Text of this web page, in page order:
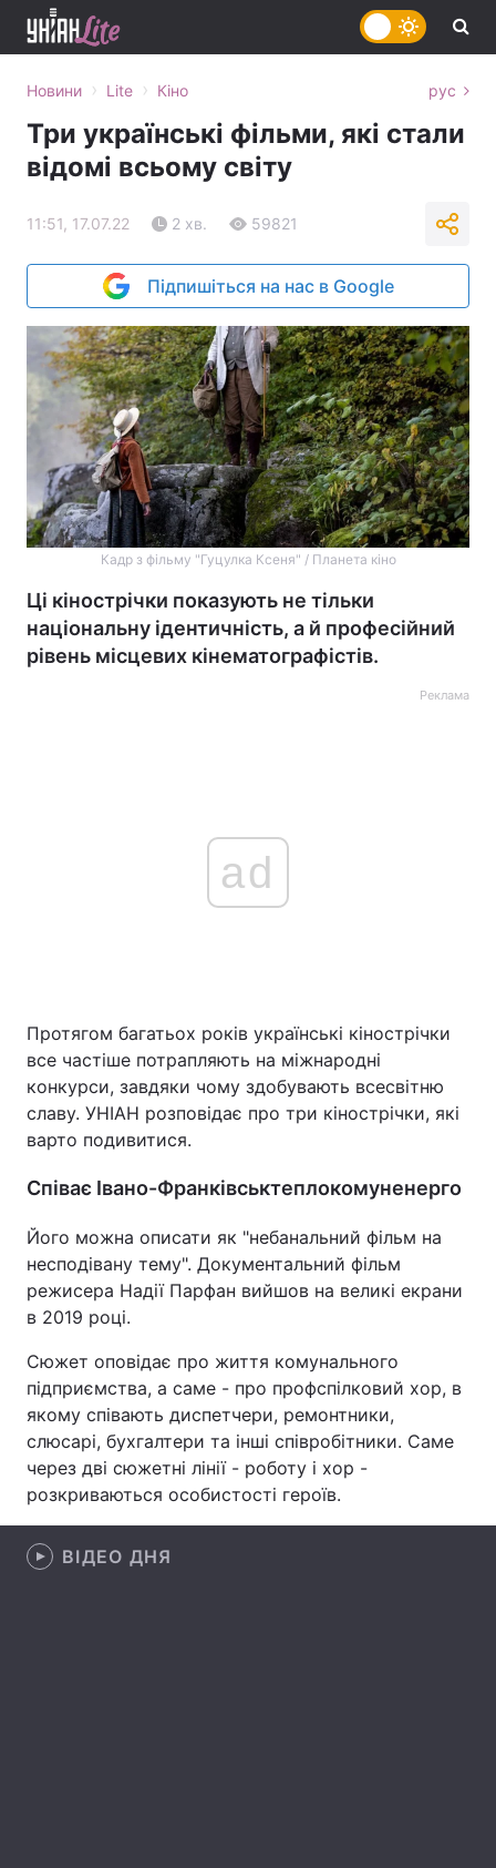
Головна Війна
Україна
Економіка Світ
Спорт Наука
Техно і зв'язок Лайт
Здоров'я Туризм
Цікавинки Погода
Екологія Регіони
Лонгріди
Новини › Lite › Кіно рус
Три українські фільми, які стали
відомі всьому світу
11:51, 17.07.22 2 хв. 59821
Підпишіться на нас в Google
Кадр з фільму "Гуцулка Ксеня" / Планета кіно
Ці кінострічки показують не тільки
національну ідентичність, а й професійний
рівень місцевих кінематографістів.
Реклама
ad
Протягом багатьох років українські кінострічки
все частіше потрапляють на міжнародні
конкурси, завдяки чому здобувають всесвітню
славу. УНІАН розповідає про три кінострічки, які
варто подивитися.
Співає Івано-Франківськтеплокомуненерго
Його можна описати як "небанальний фільм на
несподівану тему". Документальний фільм
режисера Надії Парфан вийшов на великі екрани
в 2019 році.
Сюжет оповідає про життя комунального
підприємства, а саме - про профспілковий хор, в
якому співають диспетчери, ремонтники,
слюсарі, бухгалтери та інші співробітники. Саме
через дві сюжетні лінії - роботу і хор -
розкриваються особистості героїв.
ВІДЕО ДНЯ